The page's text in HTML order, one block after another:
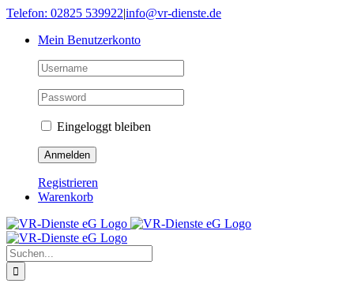
Skip
content
Telefon: 02825 539922|info@vr-dienste.de
Mein Benutzerkonto
Eingeloggt bleiben
Registrieren
Warenkorb
Suche
nach: